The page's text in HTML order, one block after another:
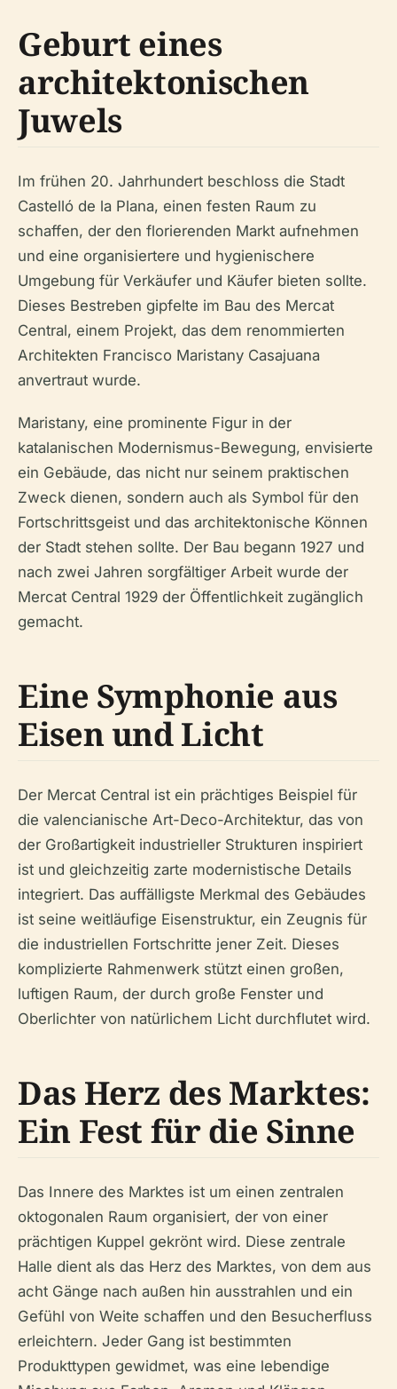
Geburt eines
architektonischen
Juwels
Im frühen 20. Jahrhundert beschloss die Stadt
Castelló de la Plana, einen festen Raum zu
schaffen, der den florierenden Markt aufnehmen
und eine organisiertere und hygienischere
Umgebung für Verkäufer und Käufer bieten sollte.
Dieses Bestreben gipfelte im Bau des Mercat
Central, einem Projekt, das dem renommierten
Architekten Francisco Maristany Casajuana
anvertraut wurde.
Maristany, eine prominente Figur in der
katalanischen Modernismus-Bewegung, envisierte
ein Gebäude, das nicht nur seinem praktischen
Zweck dienen, sondern auch als Symbol für den
Fortschrittsgeist und das architektonische Können
der Stadt stehen sollte. Der Bau begann 1927 und
nach zwei Jahren sorgfältiger Arbeit wurde der
Mercat Central 1929 der Öffentlichkeit zugänglich
gemacht.
Eine Symphonie aus
Eisen und Licht
Der Mercat Central ist ein prächtiges Beispiel für
die valencianische Art-Deco-Architektur, das von
der Großartigkeit industrieller Strukturen inspiriert
ist und gleichzeitig zarte modernistische Details
integriert. Das auffälligste Merkmal des Gebäudes
ist seine weitläufige Eisenstruktur, ein Zeugnis für
die industriellen Fortschritte jener Zeit. Dieses
komplizierte Rahmenwerk stützt einen großen,
luftigen Raum, der durch große Fenster und
Oberlichter von natürlichem Licht durchflutet wird.
Das Herz des Marktes:
Ein Fest für die Sinne
Das Innere des Marktes ist um einen zentralen
oktogonalen Raum organisiert, der von einer
prächtigen Kuppel gekrönt wird. Diese zentrale
Halle dient als das Herz des Marktes, von dem aus
acht Gänge nach außen hin ausstrahlen und ein
Gefühl von Weite schaffen und den Besucherfluss
erleichtern. Jeder Gang ist bestimmten
Produkttypen gewidmet, was eine lebendige